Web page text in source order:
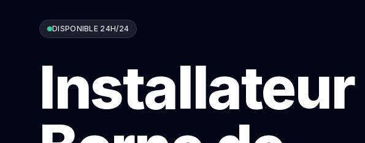
DISPONIBLE 24H/24
Installateur